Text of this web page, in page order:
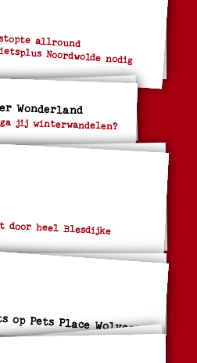
die Fietsplus Noordwolde nodig
Wonderland
jij winterwandelen?
Pets Place Wolvega